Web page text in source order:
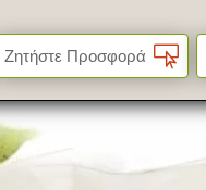

Ζητήστε Προσφορά